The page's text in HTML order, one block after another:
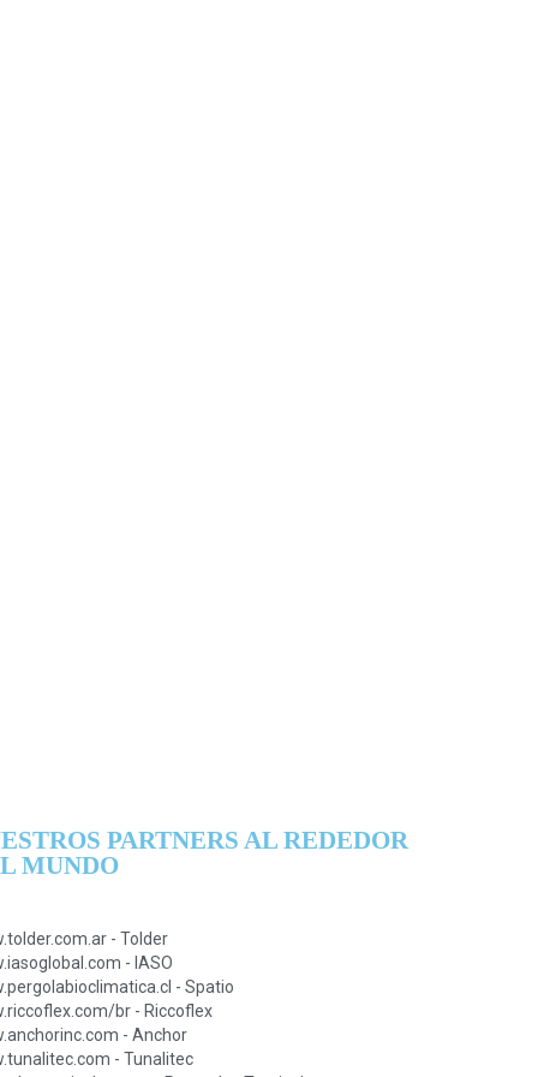
PARTNERS AL REDEDOR
MUNDO
- Tolder
- IASO
- Spatio
br - Riccoflex
- Anchor
- Tunalitec